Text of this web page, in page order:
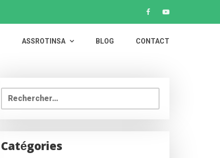
ASSROTINSA BLOG CONTACT
Rechercher :
Catégories